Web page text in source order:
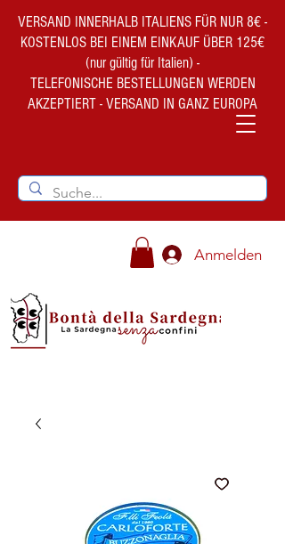
VERSAND INNERHALB ITALIENS FÜR NUR 8€ -
KOSTENLOS BEI EINEM EINKAUF ÜBER 125€
(nur gültig für Italien) -
TELEFONISCHE BESTELLUNGEN WERDEN
AKZEPTIERT - VERSAND IN GANZ EUROPA
Anmelden